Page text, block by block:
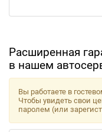
Расширенная
в нашем
Вы работаете в
Чтобы увидеть свои
паролем (или